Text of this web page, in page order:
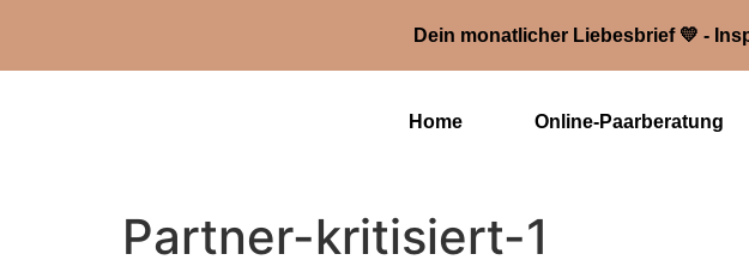
Dein monatlicher Liebesbrief 💛 -
Home Online-Paarberatung
Partner-kritisiert-1